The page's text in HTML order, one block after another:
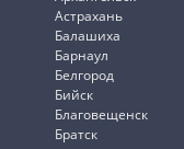
Астрахань
Балашиха
Барнаул
Белгород
Бийск
Благовещенск
Братск